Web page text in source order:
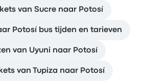
van Sucre naar Potosí
Potosí bus tijden en tarieven
van Uyuni naar Potosí
van Tupiza naar Potosí